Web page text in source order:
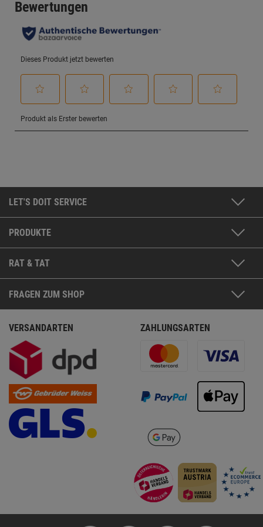
LET'S DOIT SERVICE
PRODUKTE
RAT & TAT
FRAGEN ZUM SHOP
VERSANDARTEN ZAHLUNGSARTEN